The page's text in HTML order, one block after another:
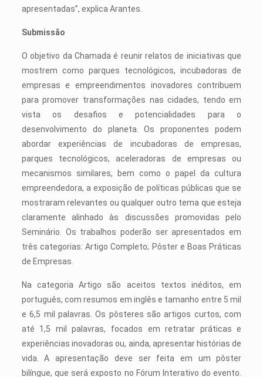
apresentadas”, explica Arantes.
Submissão
O objetivo da Chamada é reunir relatos de iniciativas que
mostrem como parques tecnológicos, incubadoras de
empresas e empreendimentos inovadores contribuem
para promover transformações nas cidades, tendo em
vista os desafios e potencialidades para o
desenvolvimento do planeta. Os proponentes podem
abordar experiências de incubadoras de empresas,
parques tecnológicos, aceleradoras de empresas ou
mecanismos similares, bem como o papel da cultura
empreendedora, a exposição de políticas públicas que se
mostraram relevantes ou qualquer outro tema que esteja
claramente alinhado às discussões promovidas pelo
Seminário. Os trabalhos poderão ser apresentados em
três categorias: Artigo Completo; Pôster e Boas Práticas
de Empresas.
Na categoria Artigo são aceitos textos inéditos, em
português, com resumos em inglês e tamanho entre 5 mil
e 6,5 mil palavras. Os pôsteres são artigos curtos, com
até 1,5 mil palavras, focados em retratar práticas e
experiências inovadoras ou, ainda, apresentar histórias de
vida. A apresentação deve ser feita em um pôster
bilíngue, que será exposto no Fórum Interativo do evento.